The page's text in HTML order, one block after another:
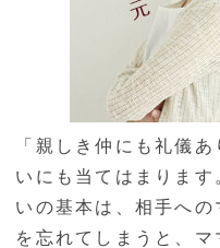
「親しき仲にも礼儀
いにも当てはまりま
いの基本は、相手へ
を忘れてしまうと、